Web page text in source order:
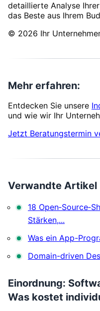
detaillierte Analyse
das Beste aus Ihrem
© 2026 Ihr
Mehr erfahren:
Entdecken Sie unsere
und wie wir Ihr
Jetzt Beratungstermin
Verwandte Artikel
18
Stärken,...
Was ein App-
Domain-driven
Einordnung:
Was kostet